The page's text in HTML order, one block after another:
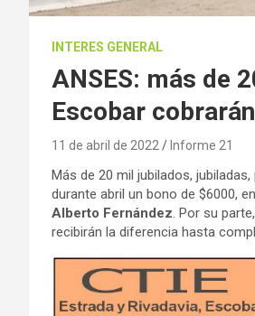
INTERES GENERAL
ANSES: más de
Escobar
11 de abril de 2022 Informe 21
Más de 20 mil jubilados,
durante abril un bono de $6000,
Alberto Fernández . Por su
recibirán la diferencia hasta